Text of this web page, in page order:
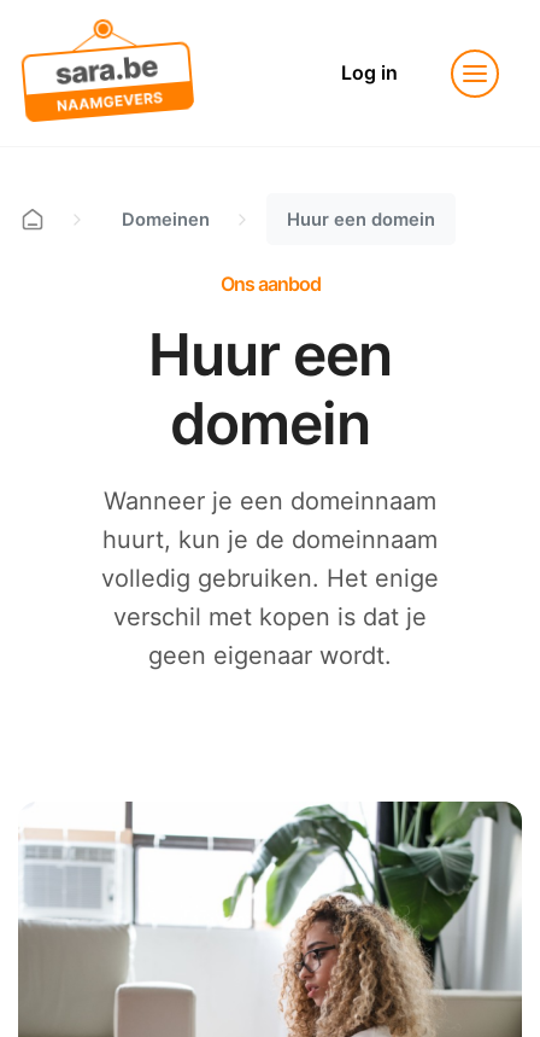
Log in
Domeinen Huur een domein
Ons aanbod
Huur een
domein
Wanneer je een domeinnaam
huurt, kun je de domeinnaam
volledig gebruiken. Het enige
verschil met kopen is dat je
geen eigenaar wordt.